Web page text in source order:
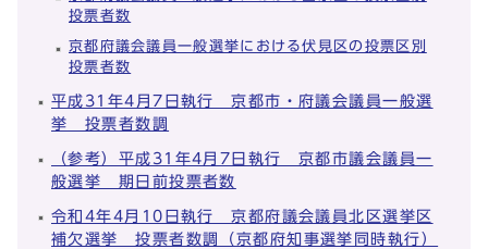
投票者数
京都府議会議員一般選挙における伏見区の投票区別
投票者数
平成31年4月7日執行 京都市・府議会議員一般選
挙 投票者数調
（参考）平成31年4月7日執行 京都市議会議員一
般選挙 期日前投票者数
令和4年4月10日執行 京都府議会議員北区選挙区
補欠選挙 投票者数調（京都府知事選挙同時執行）